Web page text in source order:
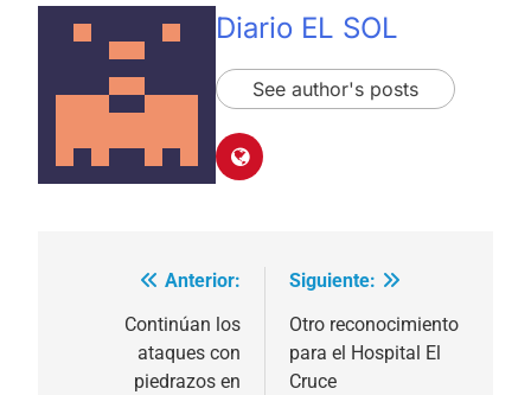
Diario EL SOL
See author's posts
Navegación
entradas
Anterior:
Continúan los
ataques con
piedrazos en
Siguiente:
Otro reconocimiento
para el Hospital El
Cruce